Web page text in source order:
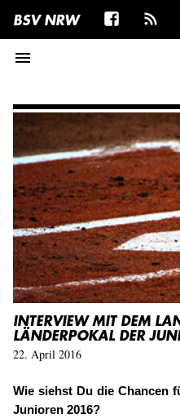
BSV NRW
menu
INTERVIEW MIT DEM
LÄNDERPOKAL DER
22. April 2016
Wie siehst Du die Chancen
Junioren 2016?